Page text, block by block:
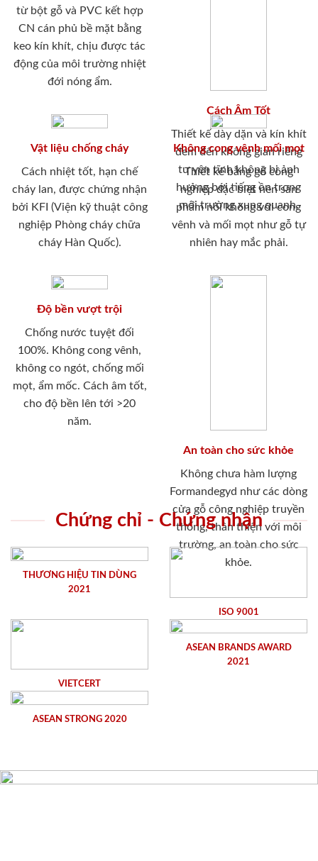
từ bột gỗ và PVC kết hợp
CN cán phủ bề mặt bằng
keo kín khít, chịu được tác
động của môi trường nhiệt
đới nóng ẩm.
Cách Âm Tốt
Thiết kế dày dặn và kín khít
đem đến không gian riêng
tư yên tĩnh không bị ảnh
hưởng bới tiếng ồn trong
môi trường xung quanh.
Vật liệu chống cháy
Cách nhiệt tốt, hạn chế
cháy lan, được chứng nhận
bởi KFI (Viện kỹ thuật công
nghiệp Phòng cháy chữa
cháy Hàn Quốc).
Không cong vênh mối mọt
Thiết kế bằng gỗ công
nghiệp đặc biệt nên sản
phẩm nói không với cong
vênh và mối mọt như gỗ tự
nhiên hay mắc phải.
Độ bền vượt trội
Chống nước tuyệt đối
100%. Không cong vênh,
không co ngót, chống mối
mọt, ẩm mốc. Cách âm tốt,
cho độ bền lên tới >20
năm.
An toàn cho sức khỏe
Không chưa hàm lượng
Formandegyd như các dòng
cửa gỗ công nghiệp truyền
thống, thân thiện với môi
trường, an toàn cho sức
khỏe.
Chứng chỉ - Chứng nhận
THƯƠNG HIỆU TIN DÙNG
2021
ISO 9001
VIETCERT
ASEAN BRANDS AWARD
2021
ASEAN STRONG 2020